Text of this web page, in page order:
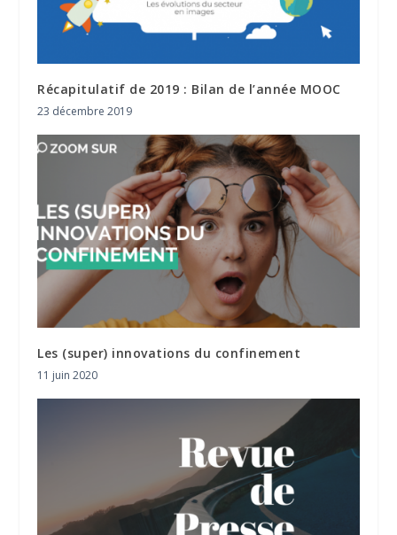
Récapitulatif de 2019 : Bilan de l’année MOOC
23 décembre 2019
Les (super) innovations du confinement
11 juin 2020